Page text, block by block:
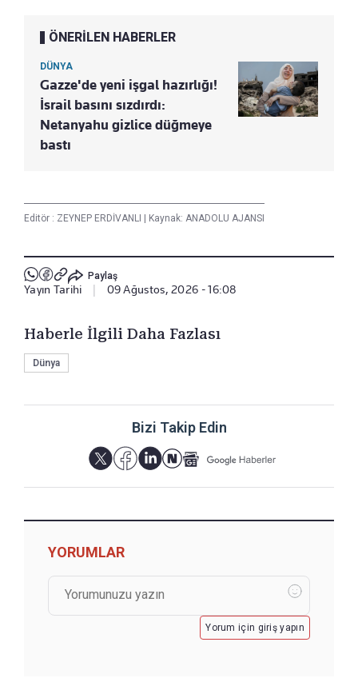
ÖNERİLEN HABERLER
DÜNYA
Gazze'de yeni işgal hazırlığı!
İsrail basını sızdırdı:
Netanyahu gizlice düğmeye
bastı
Editör : ZEYNEP ERDİVANLI Kaynak: ANADOLU AJANSI
Paylaş
Yayın Tarihi 09 Ağustos, 2026 - 16:08
Haberle İlgili Daha Fazlası
Dünya
Bizi Takip Edin
YORUMLAR
Yorum için giriş yapın